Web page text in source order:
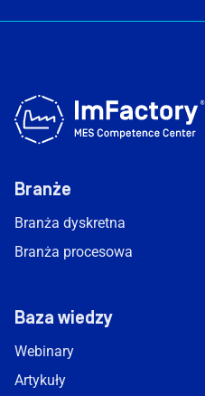
Branże
Branża dyskretna
Branża procesowa
Baza wiedzy
Webinary
Artykuły